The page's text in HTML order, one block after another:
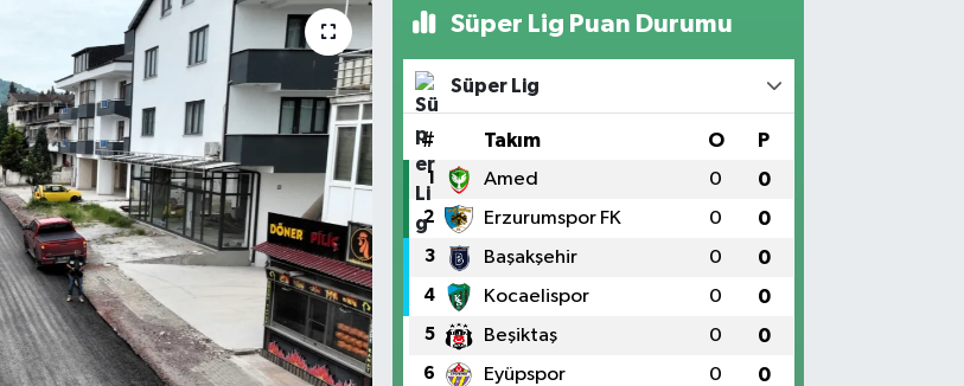
Süper Lig Puan Durumu
Süper Lig
# Takım O P
1 Amed 0 0
2 Erzurumspor FK 0 0
3 Başakşehir 0 0
4 Kocaelispor 0 0
5 Beşiktaş 0 0
6 Eyüpspor 0 0